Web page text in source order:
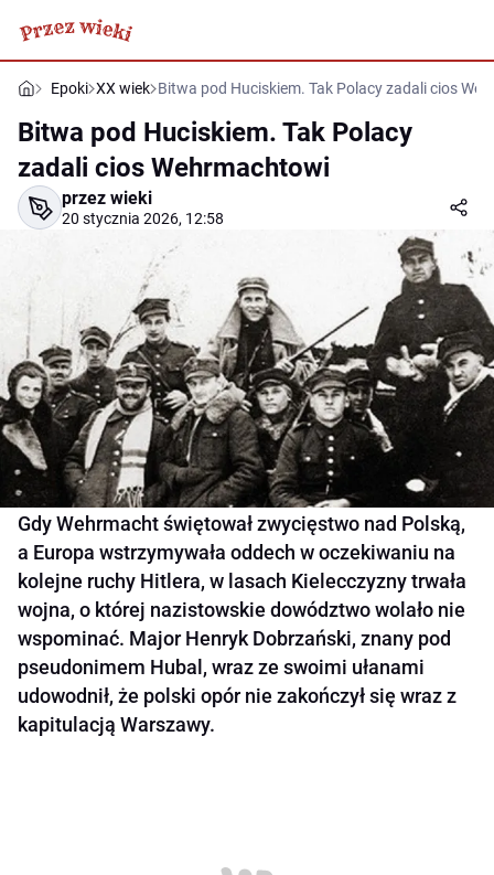
Epoki XX wiek Bitwa pod Huciskiem. Tak Polacy zadali cios
Bitwa pod Huciskiem. Tak Polacy
zadali cios Wehrmachtowi
przez wieki
20 stycznia 2026, 12:58
Gdy Wehrmacht świętował zwycięstwo nad Polską,
a Europa wstrzymywała oddech w oczekiwaniu na
kolejne ruchy Hitlera, w lasach Kielecczyzny trwała
wojna, o której nazistowskie dowództwo wolało nie
wspominać. Major Henryk Dobrzański, znany pod
pseudonimem Hubal, wraz ze swoimi ułanami
udowodnił, że polski opór nie zakończył się wraz z
kapitulacją Warszawy.